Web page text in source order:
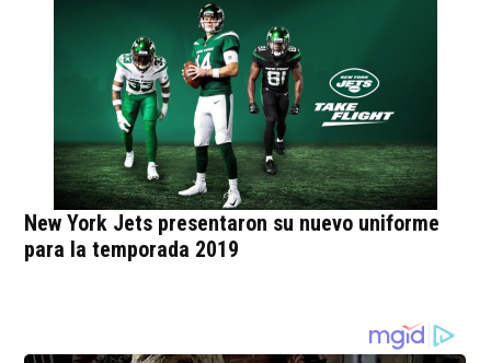
New York Jets presentaron su nuevo uniforme
para la temporada 2019